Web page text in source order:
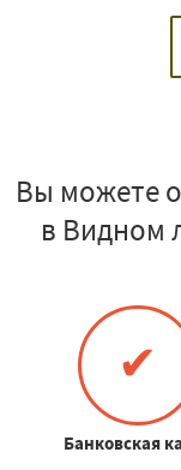
Вы можете
в Видном
✔
Банковская